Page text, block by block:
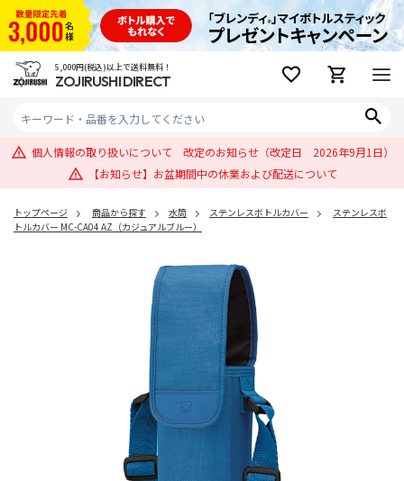
5,000円(税込)以上で送料無料！
ZOJIRUSHI DIRECT
個人情報の取り扱いについて 改定のお知らせ（改定日 2026年9月1日）
【お知らせ】お盆期間中の休業および配送について
トップページ 商品から探す 水筒 ステンレスボトルカバー
ステンレスボ
トルカバー MC-CA04 AZ（カジュアルブルー）